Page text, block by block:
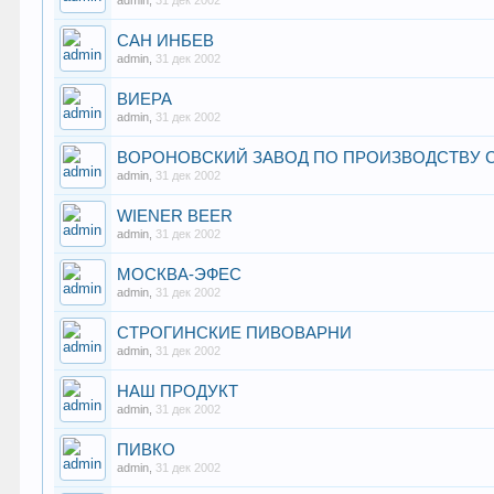
САН ИНБЕВ
admin 31 дек 2002
ВИЕРА
admin 31 дек 2002
ВОРОНОВСКИЙ ЗАВОД ПО ПРОИЗВОДСТВУ
admin 31 дек 2002
WIENER BEER
admin 31 дек 2002
МОСКВА-ЭФЕС
admin 31 дек 2002
СТРОГИНСКИЕ ПИВОВАРНИ
admin 31 дек 2002
НАШ ПРОДУКТ
admin 31 дек 2002
ПИВКО
admin 31 дек 2002